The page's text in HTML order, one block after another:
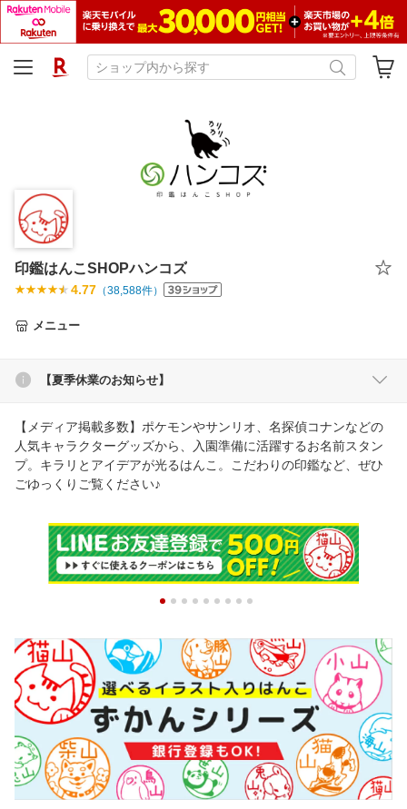
印鑑はんこSHOPハンコズ
4.77 （38,588件）
メニュー
【夏季休業のお知らせ】
【メディア掲載多数】ポケモンやサンリオ、名探偵コナンなどの
人気キャラクターグッズから、入園準備に活躍するお名前スタン
プ。キラリとアイデアが光るはんこ。こだわりの印鑑など、ぜひ
ごゆっくりご覧ください♪